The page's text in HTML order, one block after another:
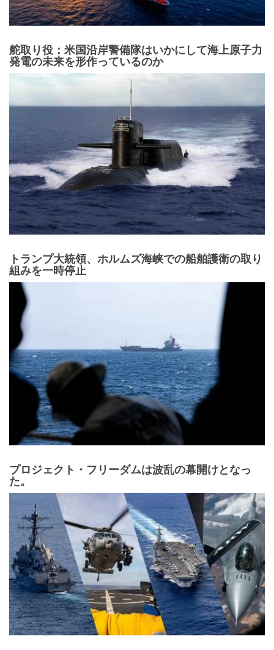
舵取り役：米国沿岸警備隊はいかにして海上原子力
発電の未来を形作っているのか
トランプ大統領、ホルムズ海峡での船舶護衛の取り
組みを一時停止
プロジェクト・フリーダムは波乱の幕開けとなっ
た。